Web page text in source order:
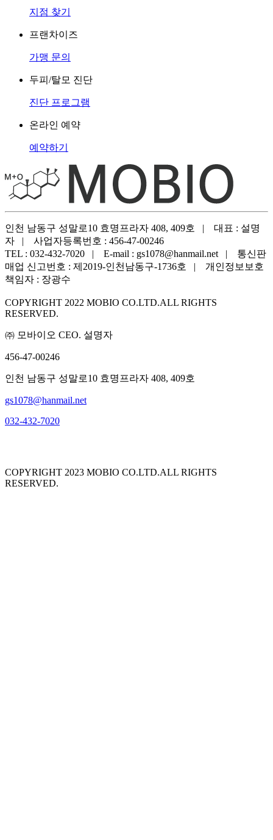
지점 찾기
프랜차이즈
가맹 문의
두피/탈모 진단
진단 프로그램
온라인 예약
예약하기
인천 남동구 성말로10 효명프라자 408, 409호 | 대표 : 설명
자
| 사업자등록번호 : 456-47-00246
TEL : 032-432-7020
| E-mail : gs1078@hanmail.net | 통신판
매업 신고번호 : 제2019-인천남동구-1736호
| 개인정보보호
책임자 : 장광수
COPYRIGHT 2022 MOBIO CO.LTD.ALL RIGHTS
RESERVED.
㈜ 모바이오 CEO. 설명자
456-47-00246
인천 남동구 성말로10 효명프라자 408, 409호
gs1078@hanmail.net
032-432-7020
COPYRIGHT 2023 MOBIO CO.LTD.ALL RIGHTS
RESERVED.